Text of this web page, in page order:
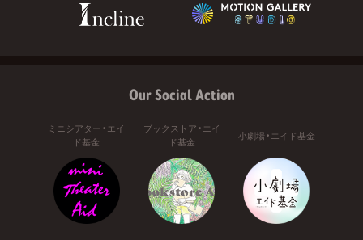
Our Social Action
ミニシアター・エイ
ド基金
ブックストア・エイ
ド基金
小劇場・エイド基金